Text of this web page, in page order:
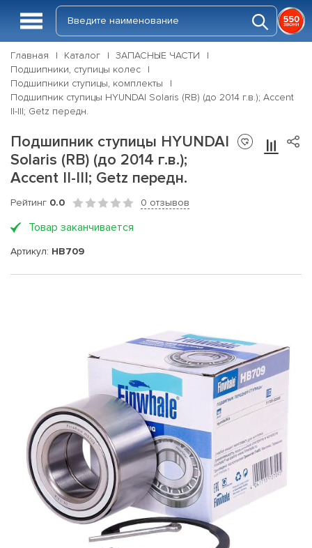
Главная Каталог
ЗАПАСНЫЕ ЧАСТИ
Подшипники, ступицы колес
Подшипники ступицы, комплекты
Подшипник ступицы HYUNDAI Solaris (RB) (до 2014 г.в.); Accent
II-III; Getz передн.
Подшипник ступицы HYUNDAI
Solaris (RB) (до 2014 г.в.);
Accent II-III; Getz передн.
Рейтинг 0.0 0 отзывов
Товар заканчивается
Артикул: HB709